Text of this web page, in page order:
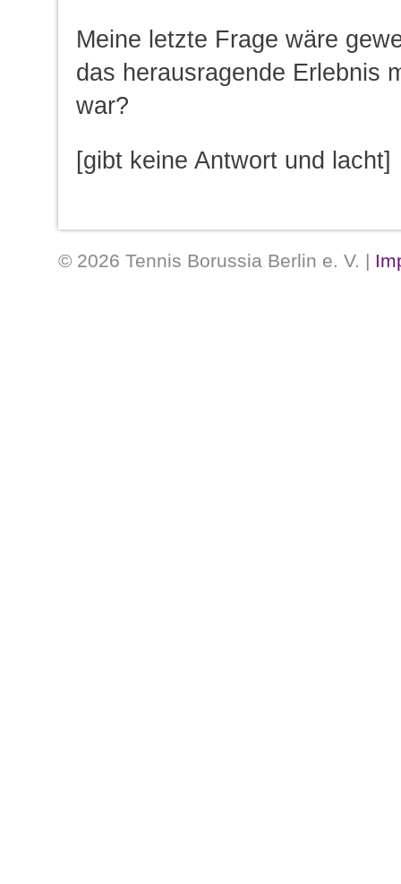
Meine letzte Frage wäre
das herausragende Erlebnis
war?
[gibt keine Antwort und lacht]
© 2026 Tennis Borussia Berlin e. V. |